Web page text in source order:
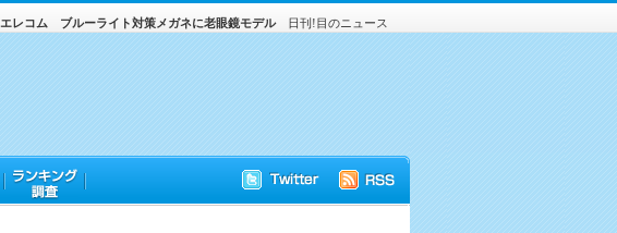
日刊!目のニュース
エレコム ブルーライト対策メガネに老眼鏡モデル